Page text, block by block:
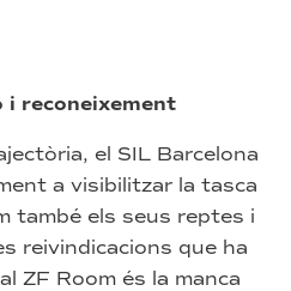
i reconeixement
el SIL Barcelona
a visibilitzar la tasca
també els seus reptes i
reivindicacions que ha
ZF Room és la manca